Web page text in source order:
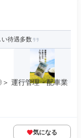
待遇多数
運行管理・配車業
気になる